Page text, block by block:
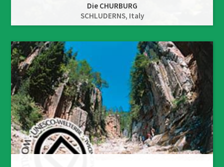
Die CHURBURG
SCHLUDERNS, Italy